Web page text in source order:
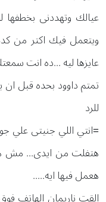
عيالك وتهددنى
ويتعمل فيك اكتر من
عايزها ليه ...ده انت
تمتم داوود بحده قبل
للرد
=انتي اللي جنيتى علي
هتفلت من ايدى... مش
هعمل فيها ايه.....